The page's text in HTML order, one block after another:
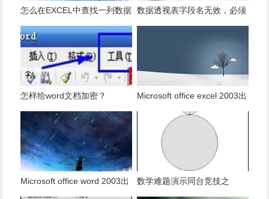
怎么在EXCEL中查找一列数据
有多少是重复的？
数据透视表字段名无效，必须
怎样给word文档加密？
Microsoft office excel 2003出
现发送错误报告怎么办？
Microsoft office word 2003出
数学难题演示同台竞技之